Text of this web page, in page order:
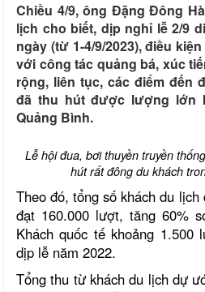
Chiều 4/9, ông Đặng Đông
lịch cho biết, dịp nghỉ lễ 2/9
ngày (từ 1-4/9/2023), điều
với công tác quảng bá, xúc
rộng, liên tục, các điểm đến
đã thu hút được lượng lớn
Quảng Bình.
Lễ hội đua, bơi thuyền truyền
hút rất đông du khách
Theo đó, tổng số khách du
đạt 160.000 lượt, tăng 60%
Khách quốc tế khoảng 1.500
dịp lễ năm 2022.
Tổng thu từ khách du lịch dự